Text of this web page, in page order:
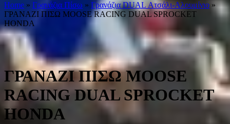
Home » Γρανάζια Πίσω » Γρανάζια DUAL Ατσάλι-Αλουμίνιο »
ΓΡΑΝΑΖΙ ΠΙΣΩ MOOSE RACING DUAL SPROCKET
HONDA
ΓΡΑΝΑΖΙ ΠΙΣΩ MOOSE
RACING DUAL SPROCKET
HONDA